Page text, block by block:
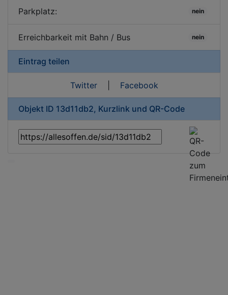
Parkplatz: nein
Erreichbarkeit mit Bahn / Bus nein
Eintrag teilen
Twitter| Facebook
Objekt ID 13d11db2, Kurzlink und QR-Code